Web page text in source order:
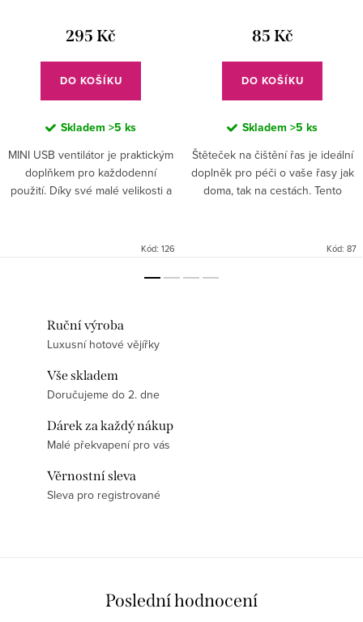
295 Kč
DO KOŠÍKU
Skladem >5 ks
MINI USB ventilátor je praktickým
doplňkem pro každodenní
použití. Díky své malé velikosti a
nástrojem na cesty. Nabízí...
Kód: 126
85 Kč
DO KOŠÍKU
Skladem >5 ks
Štěteček na čištění řas je ideální
doplněk pro péči o vaše řasy jak
doma, tak na cestách. Tento
Kód: 87
Ruční výroba
Luxusní hotové vějířky
Vše skladem
Doručujeme do 2. dne
Dárek za každý nákup
Malé překvapení pro vás
Věrnostní sleva
Sleva pro registrované
Poslední hodnocení